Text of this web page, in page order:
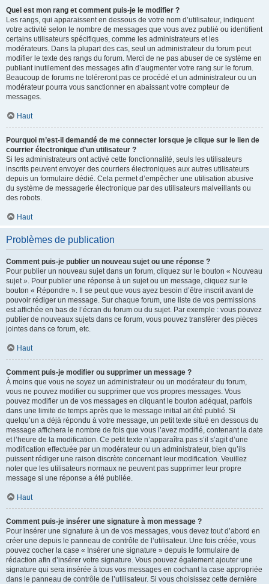
Quel est mon rang et comment puis-je le modifier ?
Les rangs, qui apparaissent en dessous de votre nom d’utilisateur, indiquent
votre activité selon le nombre de messages que vous avez publié ou identifient
certains utilisateurs spécifiques, comme les administrateurs et les
modérateurs. Dans la plupart des cas, seul un administrateur du forum peut
modifier le texte des rangs du forum. Merci de ne pas abuser de ce système en
publiant inutilement des messages afin d’augmenter votre rang sur le forum.
Beaucoup de forums ne toléreront pas ce procédé et un administrateur ou un
modérateur pourra vous sanctionner en abaissant votre compteur de
messages.
Haut
Pourquoi m’est-il demandé de me connecter lorsque je clique sur le lien de
courrier électronique d’un utilisateur ?
Si les administrateurs ont activé cette fonctionnalité, seuls les utilisateurs
inscrits peuvent envoyer des courriers électroniques aux autres utilisateurs
depuis un formulaire dédié. Cela permet d’empêcher une utilisation abusive
du système de messagerie électronique par des utilisateurs malveillants ou
des robots.
Haut
Problèmes de publication
Comment puis-je publier un nouveau sujet ou une réponse ?
Pour publier un nouveau sujet dans un forum, cliquez sur le bouton « Nouveau
sujet ». Pour publier une réponse à un sujet ou un message, cliquez sur le
bouton « Répondre ». Il se peut que vous ayez besoin d’être inscrit avant de
pouvoir rédiger un message. Sur chaque forum, une liste de vos permissions
est affichée en bas de l’écran du forum ou du sujet. Par exemple : vous pouvez
publier de nouveaux sujets dans ce forum, vous pouvez transférer des pièces
jointes dans ce forum, etc.
Haut
Comment puis-je modifier ou supprimer un message ?
À moins que vous ne soyez un administrateur ou un modérateur du forum,
vous ne pouvez modifier ou supprimer que vos propres messages. Vous
pouvez modifier un de vos messages en cliquant le bouton adéquat, parfois
dans une limite de temps après que le message initial ait été publié. Si
quelqu’un a déjà répondu à votre message, un petit texte situé en dessous du
message affichera le nombre de fois que vous l’avez modifié, contenant la date
et l’heure de la modification. Ce petit texte n’apparaîtra pas s’il s’agit d’une
modification effectuée par un modérateur ou un administrateur, bien qu’ils
puissent rédiger une raison discrète concernant leur modification. Veuillez
noter que les utilisateurs normaux ne peuvent pas supprimer leur propre
message si une réponse a été publiée.
Haut
Comment puis-je insérer une signature à mon message ?
Pour insérer une signature à un de vos messages, vous devez tout d’abord en
créer une depuis le panneau de contrôle de l’utilisateur. Une fois créée, vous
pouvez cocher la case « Insérer une signature » depuis le formulaire de
rédaction afin d’insérer votre signature. Vous pouvez également ajouter une
signature qui sera insérée à tous vos messages en cochant la case appropriée
dans le panneau de contrôle de l’utilisateur. Si vous choisissez cette dernière